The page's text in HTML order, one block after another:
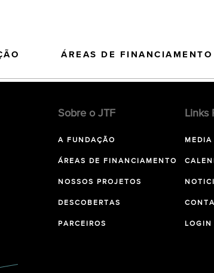
ÁREAS DE FINANCIAMENTO
Sobre o JTF
A FUNDAÇÃO
ÁREAS DE FINANCIAMENTO
NOSSOS PROJETOS
DESCOBERTAS
PARCEIROS
Links
MEDIA
LOGIN